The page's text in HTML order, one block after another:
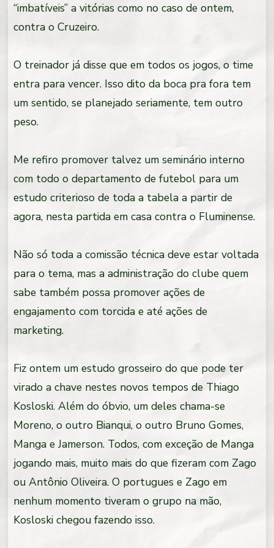
“imbatíveis” a vitórias como no caso de ontem,
contra o Cruzeiro.
O treinador já disse que em todos os jogos, o time
entra para vencer. Isso dito da boca pra fora tem
um sentido, se planejado seriamente, tem outro
peso.
Me refiro promover talvez um seminário interno
com todo o departamento de futebol para um
estudo criterioso de toda a tabela a partir de
agora, nesta partida em casa contra o Fluminense.
Não só toda a comissão técnica deve estar voltada
para o tema, mas a administração do clube quem
sabe também possa promover ações de
engajamento com torcida e até ações de
marketing.
Fiz ontem um estudo grosseiro do que pode ter
virado a chave nestes novos tempos de Thiago
Kosloski. Além do óbvio, um deles chama-se
Moreno, o outro Bianqui, o outro Bruno Gomes,
Manga e Jamerson. Todos, com exceção de Manga
jogando mais, muito mais do que fizeram com Zago
ou Antônio Oliveira. O portugues e Zago em
nenhum momento tiveram o grupo na mão,
Kosloski chegou fazendo isso.